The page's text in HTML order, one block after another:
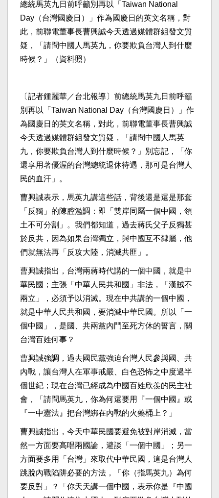
總統馬英九日前呼籲別再以「Taiwan National
Day（台灣國慶日）」作為國慶日的英文名稱，對
此，前聯電董事長曹興誠今天透過媒體群組發文質
疑，「請問中國人馬英九，你要欺負台灣人到什麼
時候？」（資料照）
〔記者鍾麗華／台北報導〕前總統馬英九日前呼籲
別再以「Taiwan National Day（台灣國慶日）」作
為國慶日的英文名稱，對此，前聯電董事長曹興誠
今天透過媒體群組發文質疑，「請問中國人馬英
九，你要欺負台灣人到什麼時候？」別忘記，「你
還享用著優渥的台灣總統退休待遇，那可是台灣人
民的血汗」。
曹興誠表示，馬英九講這些話，背後還是還是那套
「反獨」的陳腔濫調：即「雙岸同屬一個中國，領
土不可分割」。我們都知道，過去蔣氏父子反獨甚
於反共，因為如果台灣獨立，與中國互不隸屬，他
們就無法再「反攻大陸，消滅共匪」。
曹興誠指出，台灣兩蔣時代講的一個中國，就是中
華民國；主張「中華人民共和國」非法，「漢賊不
兩立」，必須予以消滅。現在中共講的一個中國，
就是中華人民共和國，要消滅中華民國。所以「一
個中國」，是國、共兩黨內鬥至死方休的誓言，關
台灣百姓何事？
曹興誠強調，過去國民黨強迫台灣人民參與國、共
內戰，讓台灣人在軍事戒嚴、白色恐怖之中度過半
個世紀；現在台灣已經成為中國百姓欣羨的民主社
會，「請問馬英九，你為何還要用『一個中國』或
『一中憲法』把台灣綁在內戰的火藥桶上？」
曹興誠指出，今天中華民國要避免被對岸消滅，當
然一方面要高唱兩國論，避談「一個中國」；另一
方面要多用「台灣」來取代中華民國，這是台灣人
跳脫內戰陷阱必要的方法，「你（指馬英九）為何
要反對」？「你天天講一個中國，表示你是『中國